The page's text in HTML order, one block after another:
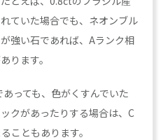
ていた場合でも、ネオンブル
強い石であれば、Aランク相
ります。
っても、色がくすんでいた
クがあったりする場合は、C
こともあります。